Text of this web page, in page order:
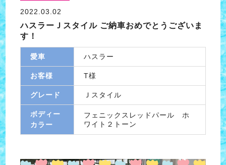
2022.03.02
ハスラーＪスタイル ご納車おめでとうございま
す！
愛車 ハスラー
お客様 T様
グレード Ｊスタイル
ボディー
カラー
フェニックスレッドパール ホ
ワイト２トーン